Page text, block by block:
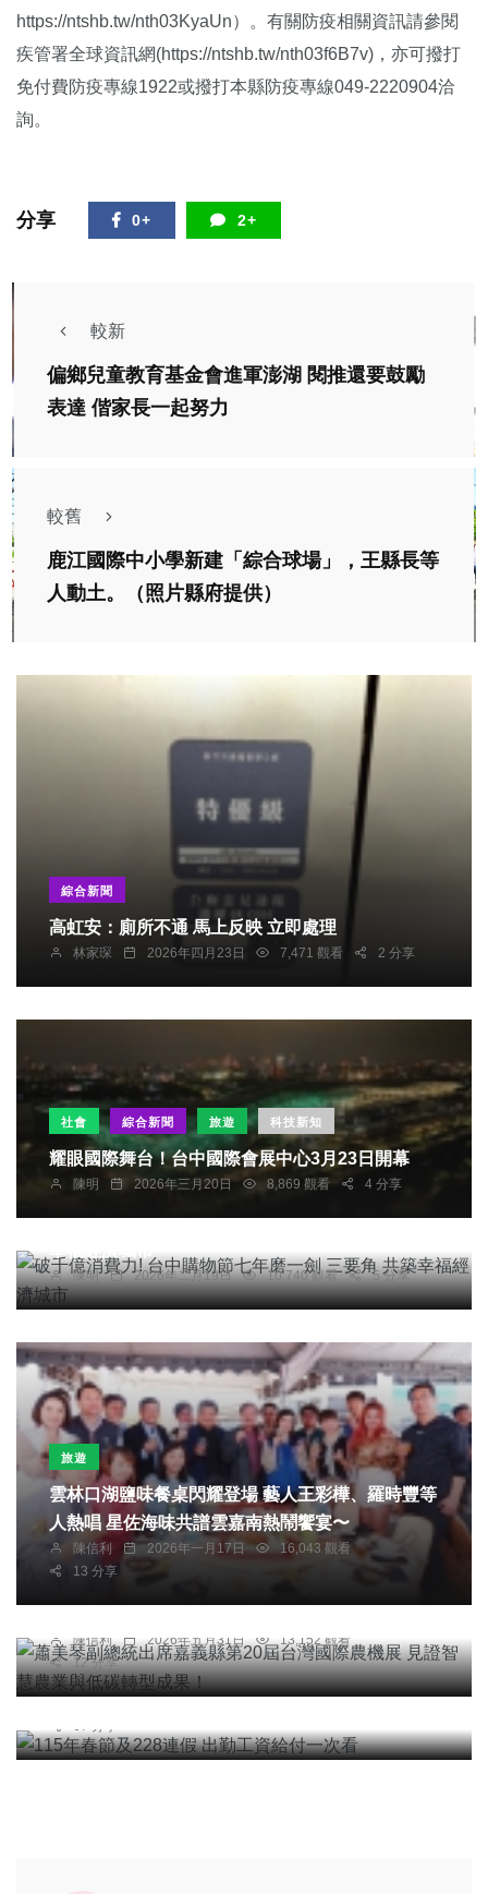
https://ntshb.tw/nth03KyaUn）。有關防疫相關資訊請參閱
疾管署全球資訊網(https://ntshb.tw/nth03f6B7v)，亦可撥打
免付費防疫專線1922或撥打本縣防疫專線049-2220904洽
詢。
分享 0+ 2+
較新
偏鄉兒童教育基金會進軍澎湖 閱推還要鼓勵
表達 偕家長一起努力
較舊
鹿江國際中小學新建「綜合球場」，王縣長等
人動土。（照片縣府提供）
綜合新聞
高虹安：廁所不通 馬上反映 立即處理
林家琛 2026年四月23日 7,471 觀看 2 分享
社會 綜合新聞 旅遊 科技新知
耀眼國際舞台！台中國際會展中心3月23日開幕
陳明 2026年三月20日 8,869 觀看 4 分享
社會 農業 綜合新聞 旅遊
破千億消費力! 台中購物節七年磨一劍 三要角 共築
陳明 2026年二月19日 10,740 觀看 5 分享
旅遊
雲林口湖鹽味餐桌閃耀登場 藝人王彩樺、羅時豐等
人熱唱 星佐海味共譜雲嘉南熱鬧饗宴〜
陳信利 2026年一月17日
16,043 觀看
13 分享
農業 綜合新聞
陳信利 2026年五月31日
13,152 觀看
12 分享
社會 綜合新聞
115年春節及228連假 出勤工資給付一次看
67 分享